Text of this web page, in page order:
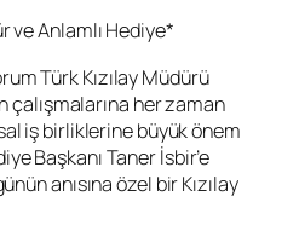
ve Anlamlı Hediye*
Türk Kızılay Müdürü
çalışmalarına her zaman
iş birliklerine büyük önem
Başkanı Taner İsbir’e
anısına özel bir Kızılay